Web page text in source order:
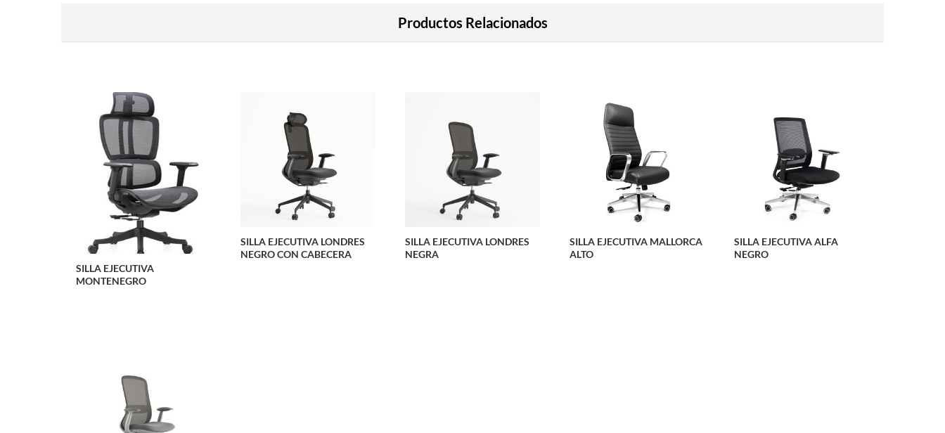
Productos Relacionados
SILLA EJECUTIVA
MONTENEGRO
SILLA EJECUTIVA LONDRES
NEGRO CON CABECERA
SILLA EJECUTIVA LONDRES
NEGRA
SILLA EJECUTIVA MALLORCA
ALTO
SILLA EJECUTIVA ALFA
NEGRO